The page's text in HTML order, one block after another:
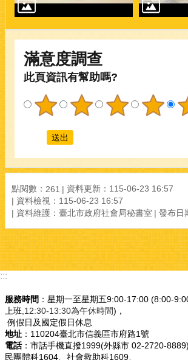
滿意度調查
此頁資訊有幫助嗎?
點閱數： 261
資料更新：115-06-23 16:57
資料檢視：115-06-23 16:57
資料維護：臺北市政府社會局秘書室
發布日
:::
服務時間 ：星期一至星期五9:00-17:00 (8:00-
上班 ,12:30-13:30為午休時間)，
例假日及國定假日休息
地址 ：110204臺北市信義區市府路1號
電話：市話手機直撥1999(外縣市 02-2720-
民團體科1604、社會救助科1609、